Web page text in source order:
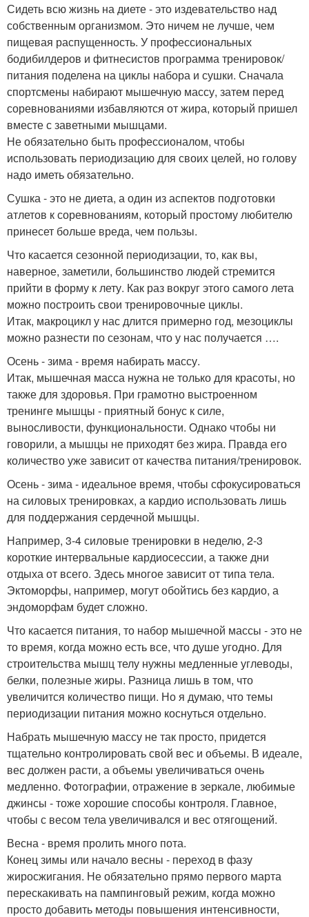
Сидеть всю жизнь на диете - это издевательство над
собственным организмом. Это ничем не лучше, чем
пищевая распущенность. У профессиональных
бодибилдеров и фитнесистов программа тренировок/
питания поделена на циклы набора и сушки. Сначала
спортсмены набирают мышечную массу, затем перед
соревнованиями избавляются от жира, который пришел
вместе с заветными мышцами.
Не обязательно быть профессионалом, чтобы
использовать периодизацию для своих целей, но голову
надо иметь обязательно.
Сушка - это не диета, а один из аспектов подготовки
атлетов к соревнованиям, который простому любителю
принесет больше вреда, чем пользы.
Что касается сезонной периодизации, то, как вы,
наверное, заметили, большинство людей стремится
прийти в форму к лету. Как раз вокруг этого самого лета
можно построить свои тренировочные циклы.
Итак, макроцикл у нас длится примерно год, мезоциклы
можно разнести по сезонам, что у нас получается ….
Осень - зима - время набирать массу.
Итак, мышечная масса нужна не только для красоты, но
также для здоровья. При грамотно выстроенном
тренинге мышцы - приятный бонус к силе,
выносливости, функциональности. Однако чтобы ни
говорили, а мышцы не приходят без жира. Правда его
количество уже зависит от качества питания/тренировок.
Осень - зима - идеальное время, чтобы сфокусироваться
на силовых тренировках, а кардио использовать лишь
для поддержания сердечной мышцы.
Например, 3-4 силовые тренировки в неделю, 2-3
короткие интервальные кардиосессии, а также дни
отдыха от всего. Здесь многое зависит от типа тела.
Эктоморфы, например, могут обойтись без кардио, а
эндоморфам будет сложно.
Что касается питания, то набор мышечной массы - это не
то время, когда можно есть все, что душе угодно. Для
строительства мышц телу нужны медленные углеводы,
белки, полезные жиры. Разница лишь в том, что
увеличится количество пищи. Но я думаю, что темы
периодизации питания можно коснуться отдельно.
Набрать мышечную массу не так просто, придется
тщательно контролировать свой вес и объемы. В идеале,
вес должен расти, а объемы увеличиваться очень
медленно. Фотографии, отражение в зеркале, любимые
джинсы - тоже хорошие способы контроля. Главное,
чтобы с весом тела увеличивался и вес отягощений.
Весна - время пролить много пота.
Конец зимы или начало весны - переход в фазу
жиросжигания. Не обязательно прямо первого марта
перескакивать на пампинговый режим, когда можно
просто добавить методы повышения интенсивности,